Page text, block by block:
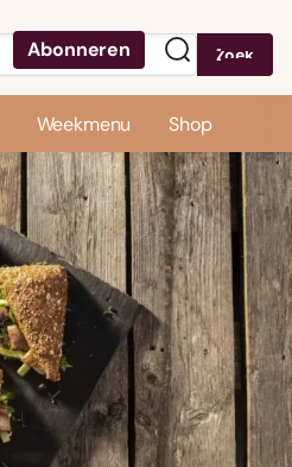
Abonneren Zoek
Weekmenu Shop